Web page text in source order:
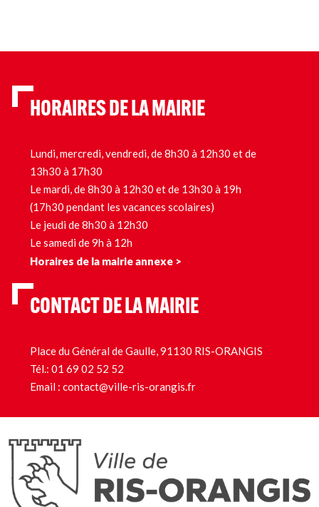
HORAIRES DE LA MAIRIE
Lundi, mercredi, vendredi, de 8h30 à 12h30 et de
13h30 à 17h30
Le mardi, de 8h30 à 12h30 et de 13h30 à 19h
(17h30 pendant les vacances scolaires)
Le jeudi de 8h30 à 12h30
Le samedi de 9h à 12h
Horaires de la mairie annexe >
CONTACT DE LA MAIRIE
Place du Général de Gaulle, 91130 RIS-ORANGIS
Tél.: 01 69 02 52 52
Email : contact@ville-ris-orangis.fr